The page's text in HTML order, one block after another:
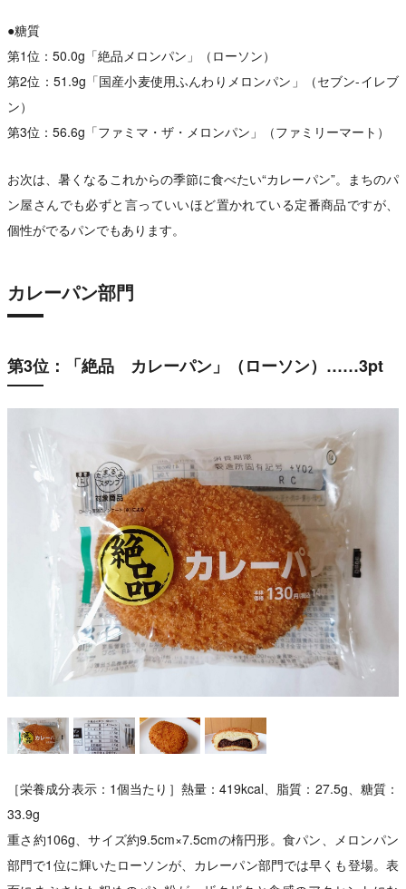
●糖質
第1位：50.0g「絶品メロンパン」（ローソン）
第2位：51.9g「国産小麦使用ふんわりメロンパン」（セブン-イレブ
ン）
第3位：56.6g「ファミマ・ザ・メロンパン」（ファミリーマート）
お次は、暑くなるこれからの季節に食べたい“カレーパン”。まちのパ
ン屋さんでも必ずと言っていいほど置かれている定番商品ですが、
個性がでるパンでもあります。
カレーパン部門
第3位：「絶品 カレーパン」（ローソン）……3pt
［栄養成分表示：1個当たり］熱量：419kcal、脂質：27.5g、糖質：
33.9g
重さ約106g、サイズ約9.5cm×7.5cmの楕円形。食パン、メロンパン
部門で1位に輝いたローソンが、カレーパン部門では早くも登場。表